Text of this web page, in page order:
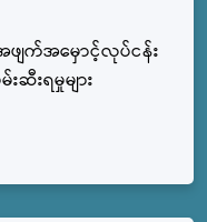
အဖျက်အမှောင့်လုပ်ငန်း
ဆီးရမှုများ